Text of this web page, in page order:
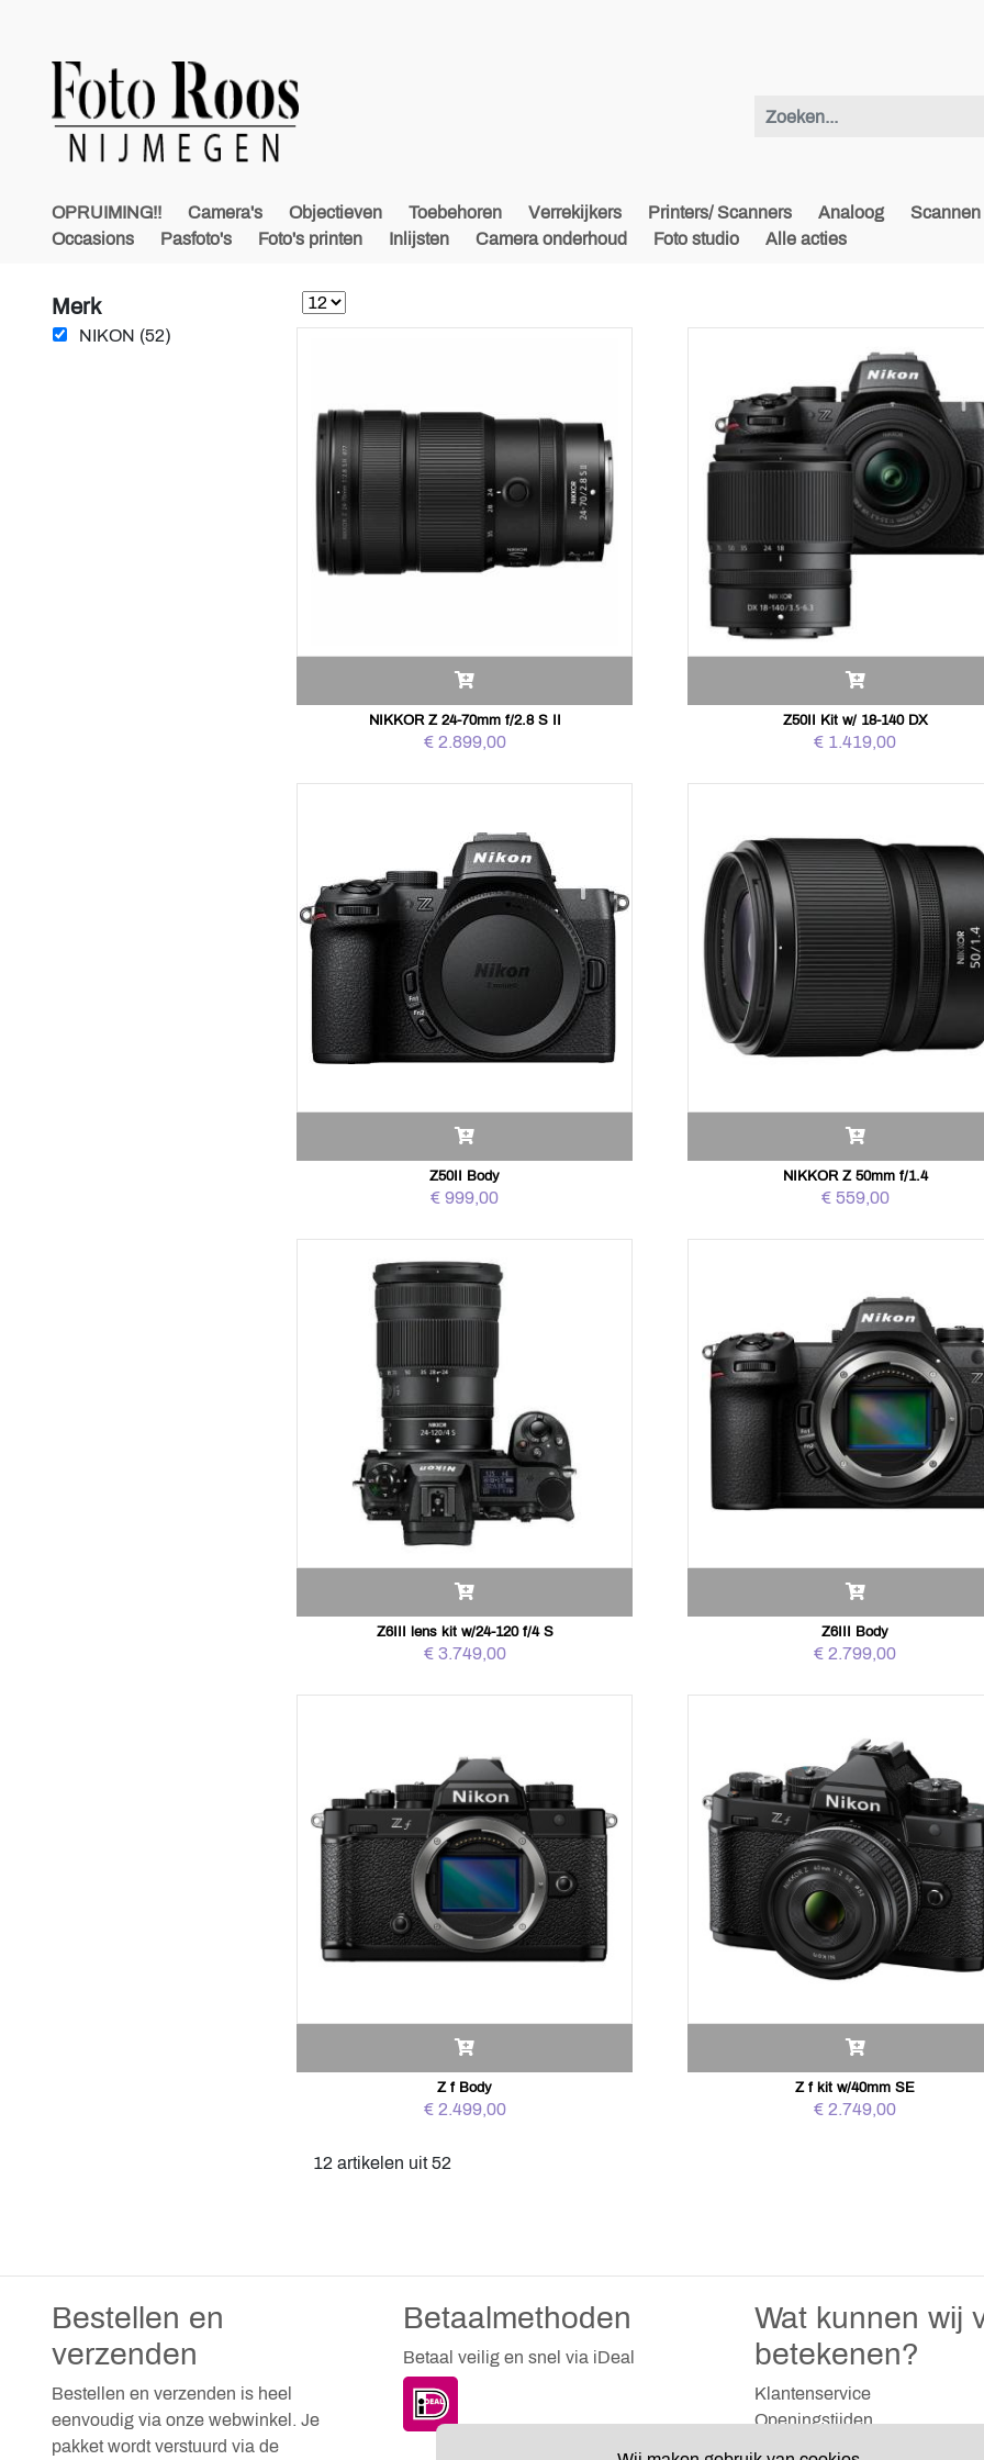
OPRUIMING!! Camera's Objectieven Toebehoren Verrekijkers Printers/ Scanners Analoog
Occasions
Pasfoto's Foto's printen Inlijsten Camera onderhoud Foto studio Alle acties
Merk
NIKON (52)
NIKKOR Z 24-70mm f/2.8 S II
€ 2.899,00
Z50II Kit w/ 18-140 DX
€ 1.419,00
Z50II Body
€ 999,00
NIKKOR Z 50mm f/1.4
€ 559,00
Z6III lens kit w/24-120 f/4 S
€ 3.749,00
Z6III Body
€ 2.799,00
Z f Body
€ 2.499,00
Z f kit w/40mm SE
€ 2.749,00
12 artikelen uit 52
Bestellen en
verzenden
Bestellen en verzenden is heel
eenvoudig via onze webwinkel. Je
pakket wordt verstuurd via de
Betaalmethoden
Betaal veilig en snel via iDeal
Wat kunnen wij
betekenen?
Klantenservice
Openingstijden